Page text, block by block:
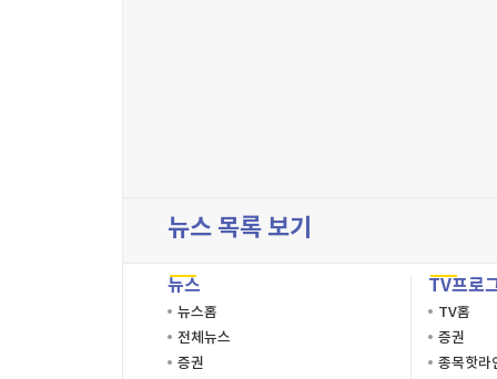
뉴스 목록 보기
뉴스
뉴스홈
전체뉴스
증권
TV프로
TV홈
증권
종목핫라